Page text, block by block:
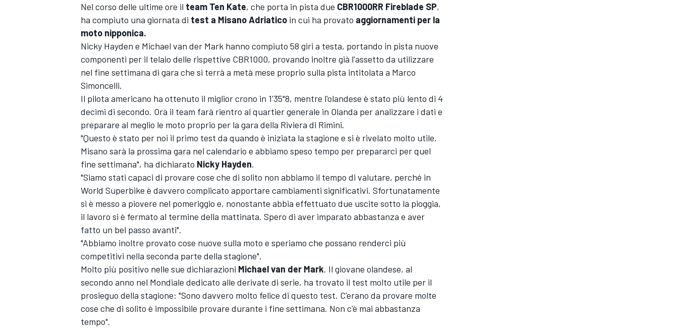
Nel corso delle ultime ore il team Ten Kate, che porta in pista due CBR1000RR Fireblade SP,
ha compiuto una giornata di test a Misano Adriatico in cui ha provato aggiornamenti per la
moto nipponica.
Nicky Hayden e Michael van der Mark hanno compiuto 58 giri a testa, portando in pista nuove
componenti per il telaio delle rispettive CBR1000, provando inoltre già l'assetto da utilizzare
nel fine settimana di gara che si terrà a metà mese proprio sulla pista intitolata a Marco
Simoncelli.
Il pilota americano ha ottenuto il miglior crono in 1'35"8, mentre l'olandese è stato più lento di 4
decimi di secondo. Ora il team farà rientro al quartier generale in Olanda per analizzare i dati e
preparare al meglio le moto proprio per la gara della Riviera di Rimini.
"Questo è stato per noi il primo test da quando è iniziata la stagione e si è rivelato molto utile.
Misano sarà la prossima gara nel calendario e abbiamo speso tempo per prepararci per quel
fine settimana", ha dichiarato Nicky Hayden.
"Siamo stati capaci di provare cose che di solito non abbiamo il tempo di valutare, perché in
World Superbike è davvero complicato apportare cambiamenti significativi. Sfortunatamente
si è messo a piovere nel pomeriggio e, nonostante abbia effettuato due uscite sotto la pioggia,
il lavoro si è fermato al termine della mattinata. Spero di aver imparato abbastanza e aver
fatto un bel passo avanti".
"Abbiamo inoltre provato cose nuove sulla moto e speriamo che possano renderci più
competitivi nella seconda parte della stagione".
Molto più positivo nelle sue dichiarazioni Michael van der Mark. Il giovane olandese, al
secondo anno nel Mondiale dedicato alle derivate di serie, ha trovato il test molto utile per il
prosieguo della stagione: "Sono davvero molto felice di questo test. C'erano da provare molte
cose che di solito è impossibile provare durante i fine settimana. Non c'è mai abbastanza
tempo".